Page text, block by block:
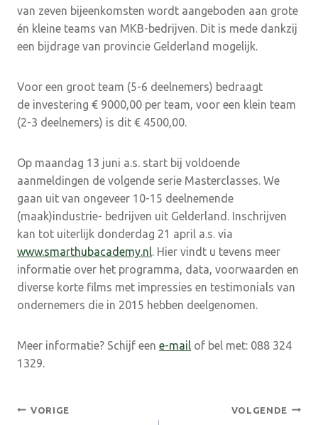
van zeven bijeenkomsten wordt aangeboden aan grote
én kleine teams van MKB-bedrijven. Dit is mede dankzij
een bijdrage van provincie Gelderland mogelijk.
Voor een groot team (5-6 deelnemers) bedraagt
de investering € 9000,00 per team, voor een klein team
(2-3 deelnemers) is dit € 4500,00.
Op maandag 13 juni a.s. start bij voldoende
aanmeldingen de volgende serie Masterclasses. We
gaan uit van ongeveer 10-15 deelnemende
(maak)industrie- bedrijven uit Gelderland. Inschrijven
kan tot uiterlijk donderdag 21 april a.s. via
www.smarthubacademy.nl. Hier vindt u tevens meer
informatie over het programma, data, voorwaarden en
diverse korte films met impressies en testimonials van
ondernemers die in 2015 hebben deelgenomen.
Meer informatie? Schijf een e-mail of bel met: 088 324
1329.
Bericht
VORIGE VOLGENDE